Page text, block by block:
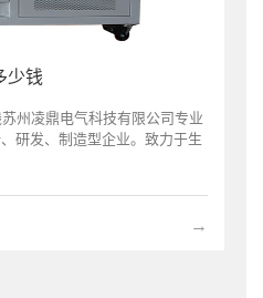
少钱
州凌鼎电气科技有限公司专业
研发、制造型企业。致力于生
→